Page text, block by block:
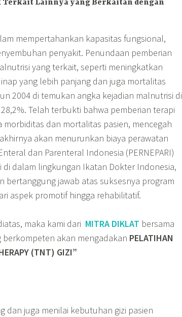
Terkait Lainnya yang Berkaitan dengan
mempertahankan kapasitas fungsional,
penyakit. Penundaan pemberian
yang terkait, seperti meningkatkan
yang lebih panjang dan juga mortalitas
2004 di temukan angka kejadian malnutrisi di
Telah terbukti bahwa pemberian terapi
dan mortalitas pasien, mencegah
akan menurunkan biaya perawatan
dan Parenteral Indonesia (PERNEPARI)
di dalam lingkungan Ikatan Dokter Indonesia,
bertanggung jawab atas suksesnya program
aspek promotif hingga rehabilitatif.
maka kami dari MITRA DIKLAT bersama
berkompeten akan mengadakan PELATIHAN
(TNT) GIZI”
dan juga menilai kebutuhan gizi pasien